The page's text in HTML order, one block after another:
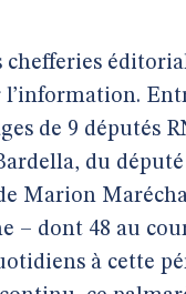
chefferies
de 9 députés
du
Marion
– dont 48 au
à cette